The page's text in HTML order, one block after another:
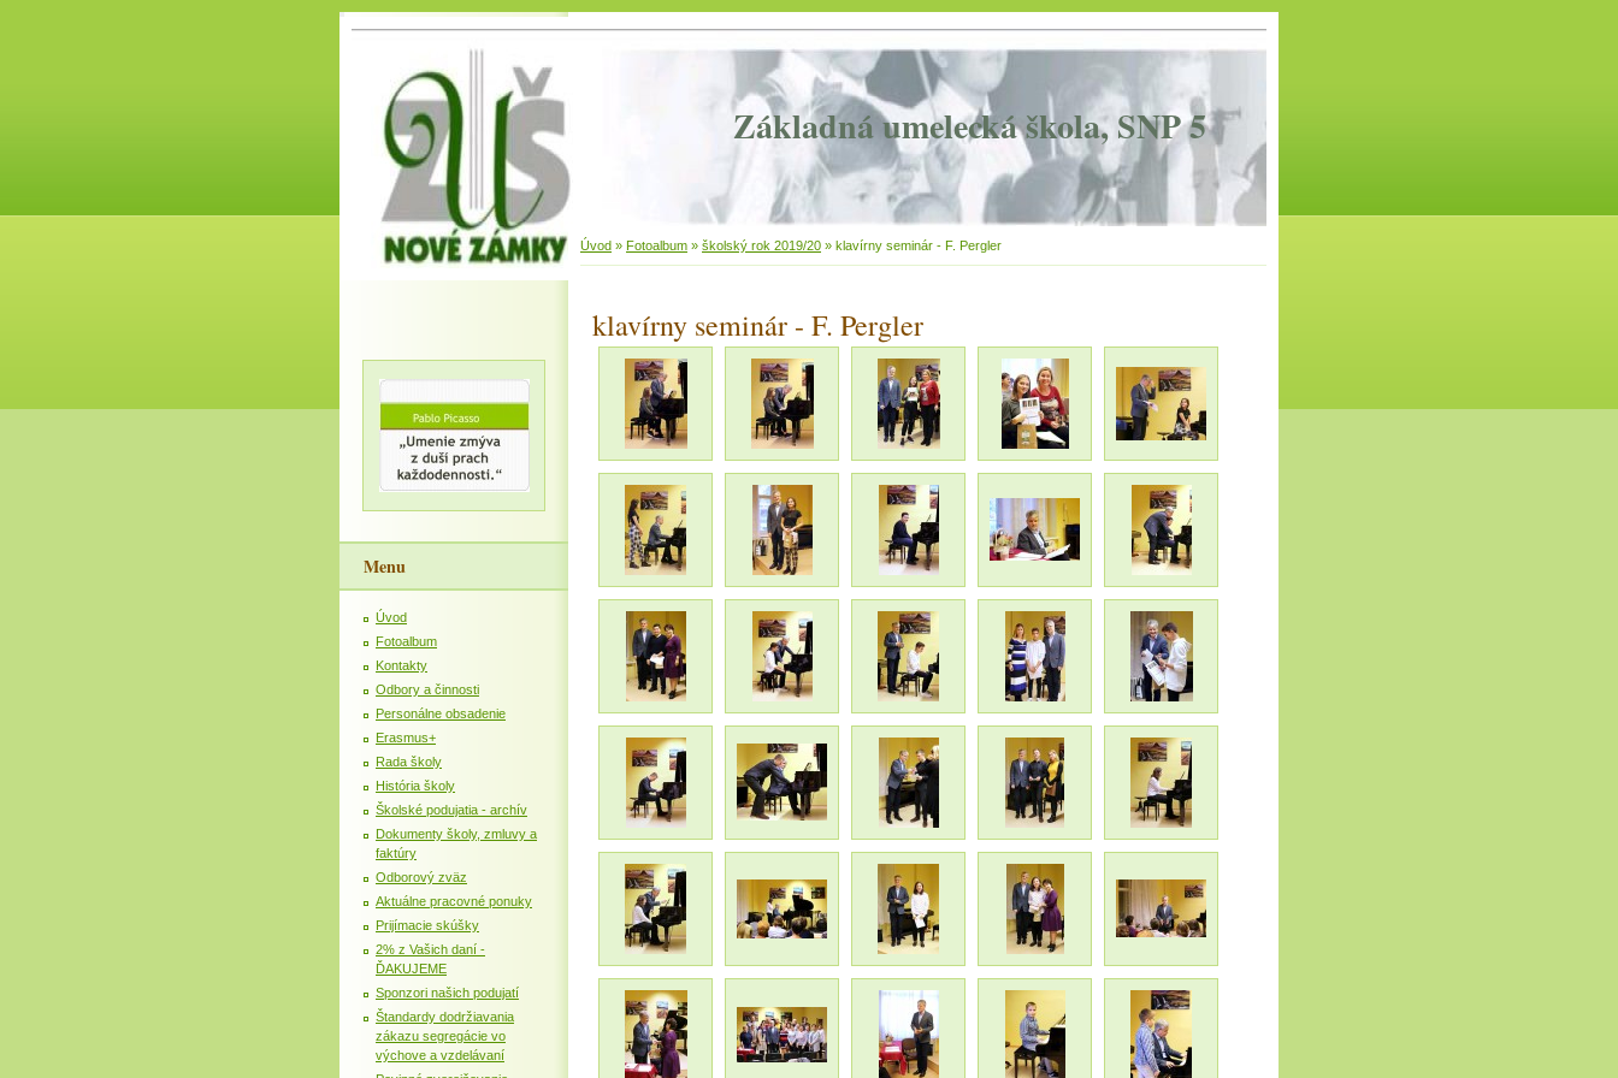
Základná umelecká škola, SNP 5
Úvod » Fotoalbum » školský rok 2019/20 » klavírny seminár - F. Pergler
klavírny seminár - F. Pergler
Menu
Úvod
Fotoalbum
Kontakty
Odbory a činnosti
Personálne obsadenie
Erasmus+
Rada školy
História školy
Školské podujatia - archív
Dokumenty školy, zmluvy a
faktúry
Odborový zväz
Aktuálne pracovné ponuky
Prijímacie skúšky
2% z Vašich daní -
ĎAKUJEME
Sponzori našich podujatí
Štandardy dodržiavania
zákazu segregácie vo
výchove a vzdelávaní